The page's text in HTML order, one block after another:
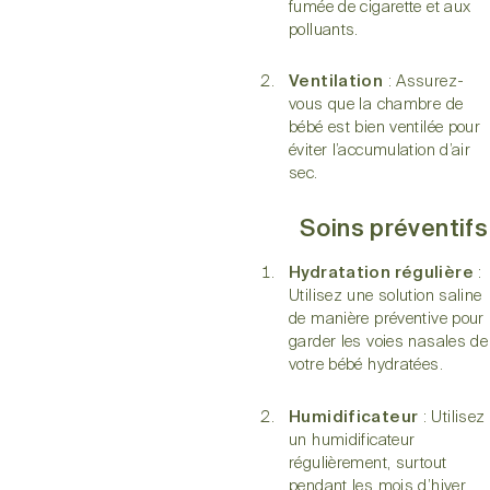
fumée de cigarette et aux
polluants.
Ventilation : Assurez-
vous que la chambre de
bébé est bien ventilée pour
éviter l’accumulation d’air
sec.
Soins préventifs
Hydratation régulière :
Utilisez une solution saline
de manière préventive pour
garder les voies nasales de
votre bébé hydratées.
Humidificateur : Utilisez
un humidificateur
régulièrement, surtout
pendant les mois d’hiver